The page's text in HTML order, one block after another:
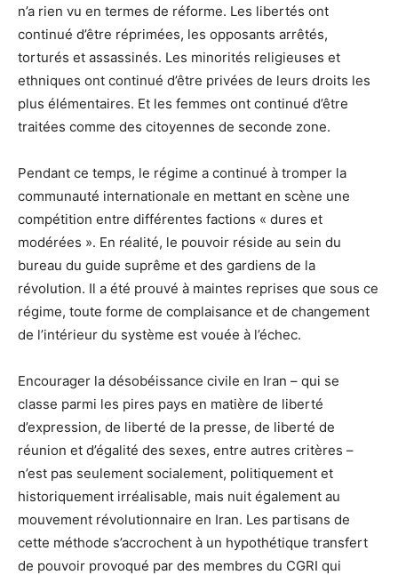
n’a rien vu en termes de réforme. Les libertés ont
continué d’être réprimées, les opposants arrêtés,
torturés et assassinés. Les minorités religieuses et
ethniques ont continué d’être privées de leurs droits les
plus élémentaires. Et les femmes ont continué d’être
traitées comme des citoyennes de seconde zone.
Pendant ce temps, le régime a continué à tromper la
communauté internationale en mettant en scène une
compétition entre différentes factions « dures et
modérées ». En réalité, le pouvoir réside au sein du
bureau du guide suprême et des gardiens de la
révolution. Il a été prouvé à maintes reprises que sous ce
régime, toute forme de complaisance et de changement
de l’intérieur du système est vouée à l’échec.
Encourager la désobéissance civile en Iran – qui se
classe parmi les pires pays en matière de liberté
d’expression, de liberté de la presse, de liberté de
réunion et d’égalité des sexes, entre autres critères –
n’est pas seulement socialement, politiquement et
historiquement irréalisable, mais nuit également au
mouvement révolutionnaire en Iran. Les partisans de
cette méthode s’accrochent à un hypothétique transfert
de pouvoir provoqué par des membres du CGRI qui